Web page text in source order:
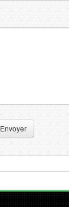
Envoyer